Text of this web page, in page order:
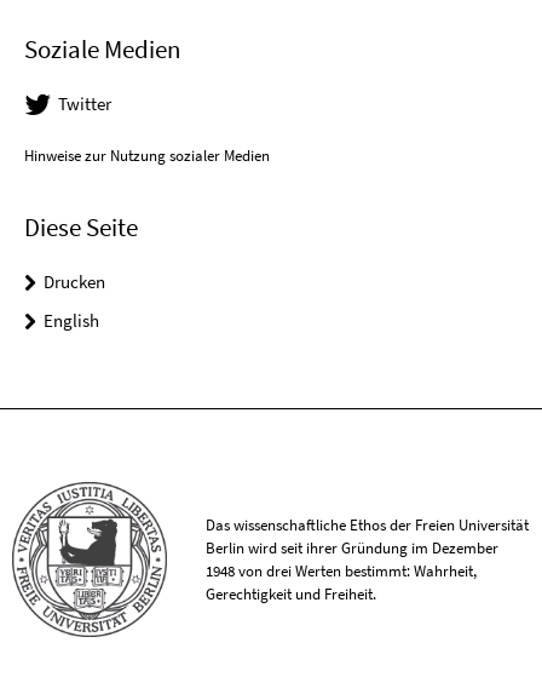
Soziale Medien
Twitter
Hinweise zur Nutzung sozialer Medien
Diese Seite
Drucken
English
Das wissenschaftliche Ethos der Freien Universität
Berlin wird seit ihrer Gründung im Dezember
1948 von drei Werten bestimmt: Wahrheit,
Gerechtigkeit und Freiheit.